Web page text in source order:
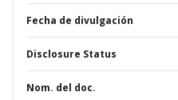
Fecha de divulgación
Disclosure Status
Nom. del doc.